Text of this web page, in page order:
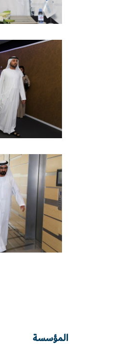
المؤسسة